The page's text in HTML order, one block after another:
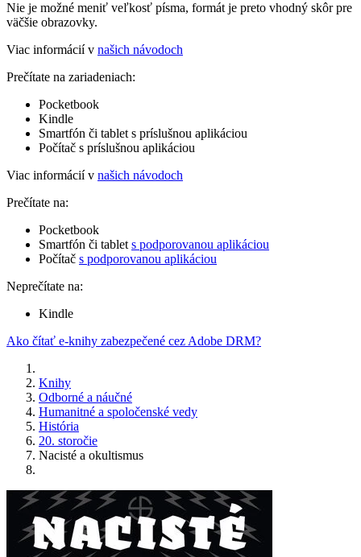
Nie je možné meniť veľkosť písma, formát je preto vhodný skôr pre
väčšie obrazovky.
Viac informácií v našich návodoch
Prečítate na zariadeniach:
Pocketbook
Kindle
Smartfón či tablet s príslušnou aplikáciou
Počítač s príslušnou aplikáciou
Viac informácií v našich návodoch
Prečítate na:
Pocketbook
Smartfón či tablet s podporovanou aplikáciou
Počítač s podporovanou aplikáciou
Neprečítate na:
Kindle
Ako čítať e-knihy zabezpečené cez Adobe DRM?
Knihy
Odborné a náučné
Humanitné a spoločenské vedy
História
20. storočie
Nacisté a okultismus